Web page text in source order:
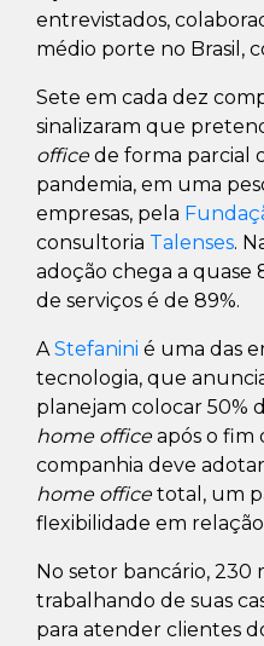
entrevistados,
médio porte no Brasil,
Sete em cada dez
sinalizaram que
officede forma parcial
pandemia, em uma
empresas, pela
consultoria Talenses.
adoção chega a quase
de serviços é de 89%.
AStefanini é uma das
tecnologia, que
planejam colocar 50%
home officeapós o fim
companhia deve
home officetotal, um
flexibilidade em relação
No setor bancário, 230
trabalhando de suas
para atender clientes